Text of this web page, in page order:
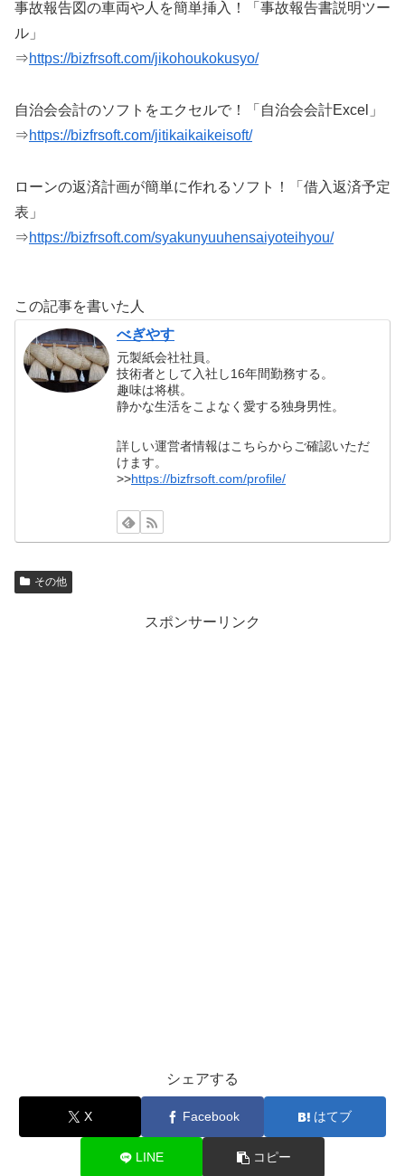
事故報告図の車両や人を簡単挿入！「事故報告書説明ツー
ル」
⇒https://bizfrsoft.com/jikohoukokusyo/
自治会会計のソフトをエクセルで！「自治会会計Excel」
⇒https://bizfrsoft.com/jitikaikaikeisoft/
ローンの返済計画が簡単に作れるソフト！「借入返済予定
表」
⇒https://bizfrsoft.com/syakunyuuhensaiyoteihyou/
この記事を書いた人
べぎやす
元製紙会社社員。
技術者として入社し16年間勤務する。
趣味は将棋。
静かな生活をこよなく愛する独身男性。
詳しい運営者情報はこちらからご確認いただ
けます。
>>https://bizfrsoft.com/profile/
その他
スポンサーリンク
シェアする
X Facebook はてブ
LINE コピー